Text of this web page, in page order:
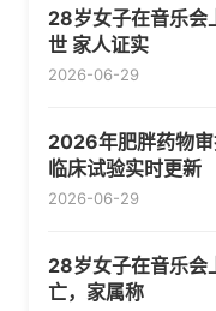
28岁女子在音乐会
世 家人证实
2026-06-29
2026年肥胖药物
临床试验实时更新
2026-06-29
28岁女子在音乐会
亡，家属称